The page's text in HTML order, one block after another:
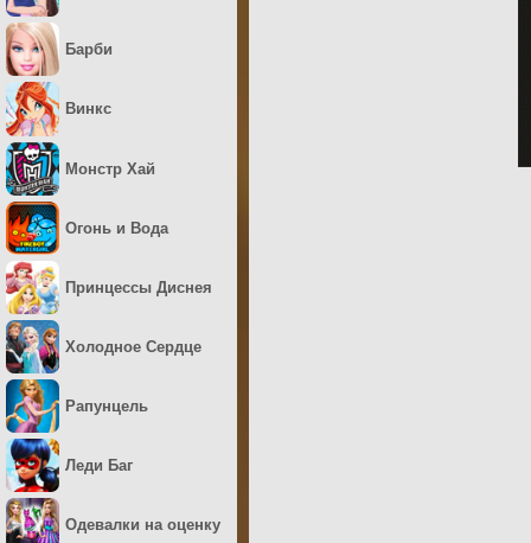
Барби
Винкс
Монстр Хай
Огонь и Вода
Принцессы Диснея
Холодное Сердце
Рапунцель
Леди Баг
Одевалки на оценку